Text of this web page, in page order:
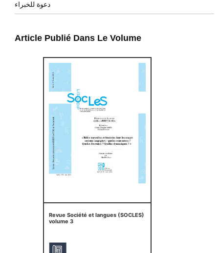
دعوة للخبراء
Article Publié Dans Le Volume
Revue Société et langues (SOCLES)
volume 3